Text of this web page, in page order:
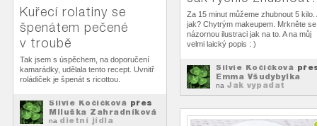
Kuřecí rolatiny se
špenátem pečené
v troubě
Tak jsem s úspěchem, na doporučení
kamarádky, udělala tento recept. Uvnitř
roládiček je špenát s ricottou.
Silvie Kočičková přes
Miluška Zahradníková
na dietní jídla
Za 15 minut můžeme zhubnout 5 kilo.
jak? Chytrým makeupem. Mrkněte
názornou ilustraci jak na to. A na můj
velmi laický popis : )
Silvie Kočičková
Emma Všudybylka
na Jak vypadat
štíhlejší